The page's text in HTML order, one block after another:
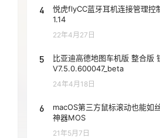
4
悦虎flyCC蓝牙耳机连接管理控
1.14
22年4月27日
5
比亚迪高德地图车机版 整合版
V7.5.0.600047_beta
24年4月18日
6
macOS第三方鼠标滚动也能如
神器MOS
21年5月7日